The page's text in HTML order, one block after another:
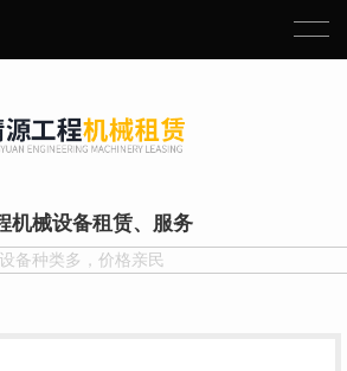
机械设备租赁、服务
设备种类多，价格亲民